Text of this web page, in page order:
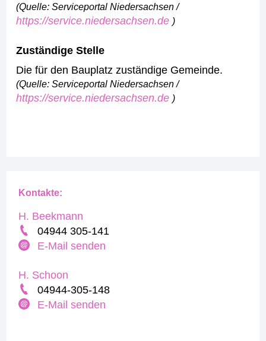
(Quelle: Serviceportal Niedersachsen /
https://service.niedersachsen.de )
Zuständige Stelle
Die für den Bauplatz zuständige Gemeinde.
(Quelle: Serviceportal Niedersachsen /
https://service.niedersachsen.de )
Kontakte:
H. Beekmann
04944 305-141
E-Mail senden
H. Schoon
04944-305-148
E-Mail senden